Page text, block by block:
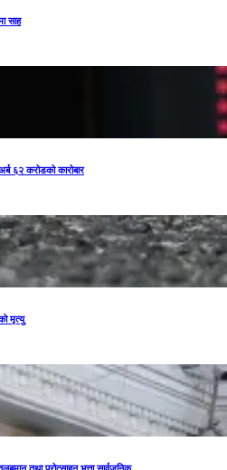
साह
६२ करोडको कारोबार
मृत्यु